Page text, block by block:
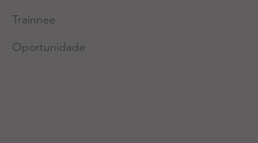
Trainnee
Oportunidade